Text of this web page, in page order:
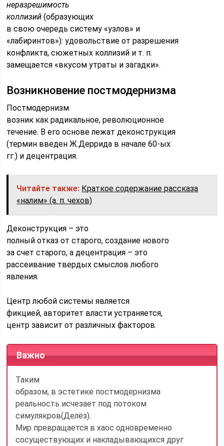
неразрешимость
коллизий (образующих
в свою очередь систему «узлов» и
«лабиринтов»): удовольствие от разрешения
конфликта, сюжетных коллизий и т. п.
замещается «вкусом утраты и загадки».
Возникновение постмодернизма
Постмодернизм
возник как радикальное, революционное
течение. В его основе лежат деконструкция
(термин введен Ж.Деррида в начале 60-ых
гг.) и децентрация.
Читайте также: Краткое содержание рассказа
«налим» (а. п. чехов)
Деконструкция – это
полный отказ от старого, создание нового
за счет старого, а децентрация – это
рассеивание твердых смыслов любого
явления.
Центр любой системы является
фикцией, авторитет власти устраняется,
центр зависит от различных факторов.
Важно
Таким
образом, в эстетике постмодернизма
реальность исчезает под потоком
симулякров(Делёз).
Мир превращается в хаос одновременно
сосуществующих и накладывающихся друг